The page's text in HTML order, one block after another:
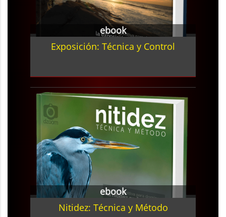
ebook
Exposición: Técnica y Control
ebook
Nitidez: Técnica y Método